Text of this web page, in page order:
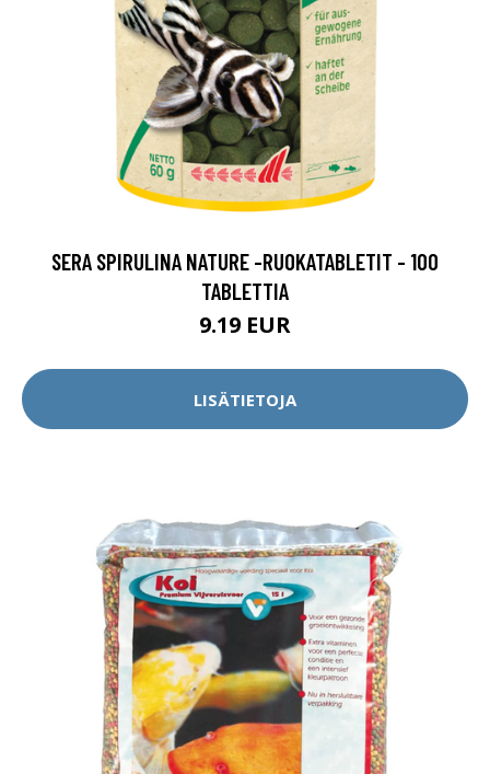
SERA SPIRULINA NATURE -RUOKATABLETIT - 100
TABLETTIA
9.19 EUR
LISÄTIETOJA